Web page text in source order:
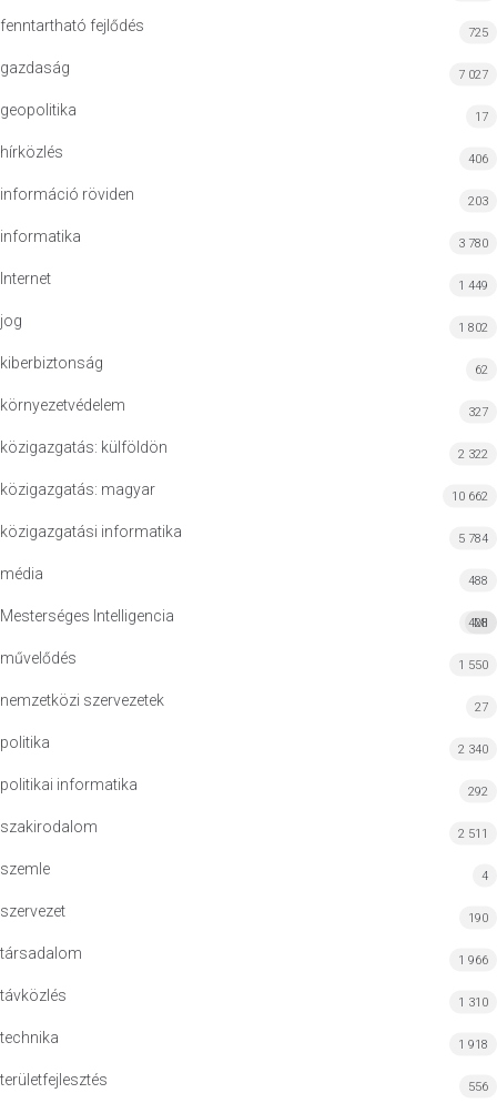
fenntartható fejlődés 725
gazdaság 7 027
geopolitika 17
hírközlés 406
információ röviden 203
informatika 3 780
Internet 1 449
jog 1 802
kiberbiztonság 62
környezetvédelem 327
közigazgatás: külföldön 2 322
közigazgatás: magyar 10 662
közigazgatási informatika 5 784
média 488
Mesterséges Intelligencia MI
428
művelődés 1 550
nemzetközi szervezetek 27
politika 2 340
politikai informatika 292
szakirodalom 2 511
szemle 4
szervezet 190
társadalom 1 966
távközlés 1 310
technika 1 918
területfejlesztés 556